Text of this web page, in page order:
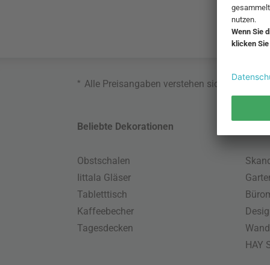
* Alle Preisangaben verstehen sich
Beliebte Dekorationen
Obstschalen
Iittala Gläser
Tabletttisch
Kaffeebecher
Tagesdecken
HAY